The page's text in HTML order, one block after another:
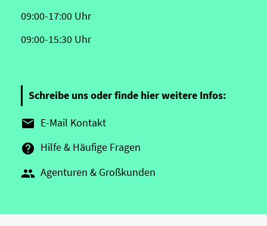
09:00-17:00 Uhr
09:00-15:30 Uhr
Schreibe uns oder finde hier weitere Infos:
 E-Mail Kontakt
 Hilfe & Häufige Fragen
 Agenturen & Großkunden